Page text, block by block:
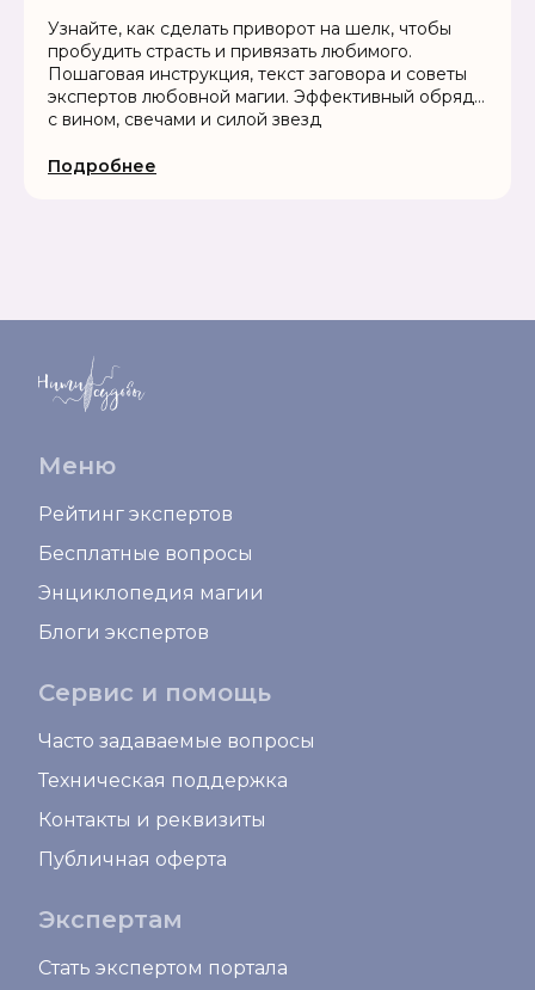
Узнайте, как сделать приворот на шелк, чтобы
пробудить страсть и привязать любимого.
Пошаговая инструкция, текст заговора и советы
экспертов любовной магии. Эффективный обряд
с вином, свечами и силой звезд
Подробнее
Меню
Рейтинг экспертов
Бесплатные вопросы
Энциклопедия магии
Блоги экспертов
Сервис и помощь
Часто задаваемые вопросы
Техническая поддержка
Контакты и реквизиты
Публичная оферта
Экспертам
Стать экспертом портала